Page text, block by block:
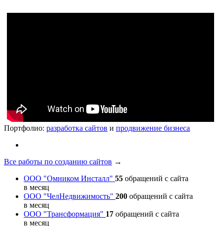
Портфолио: разработка сайтов и продвижение бизнеса
Все работы по созданию сайтов →
ООО "Омником Инсталл" 55 обращений с сайта
в месяц
ООО "ЧелНедвижимость" 200 обращений с сайта
в месяц
ООО "Трансформация" 17 обращений с сайта
в месяц